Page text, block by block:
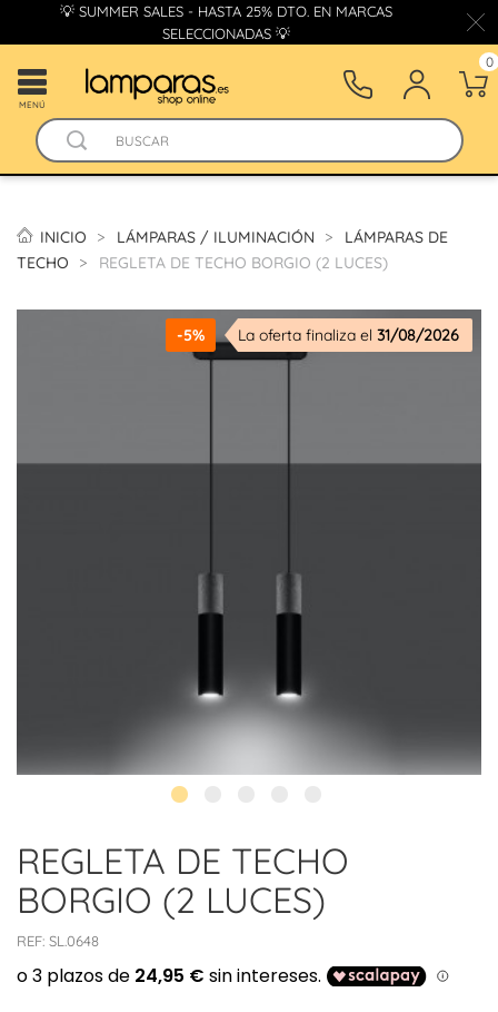
💡 SUMMER SALES - HASTA 25% DTO. EN MARCAS
SELECCIONADAS 💡
MENÚ
0
INICIO LÁMPARAS / ILUMINACIÓN
LÁMPARAS DE
TECHO
REGLETA DE TECHO BORGIO (2 LUCES)
-5% La oferta finaliza el 31/08/2026
REGLETA DE TECHO
BORGIO (2 LUCES)
REF: SL.0648